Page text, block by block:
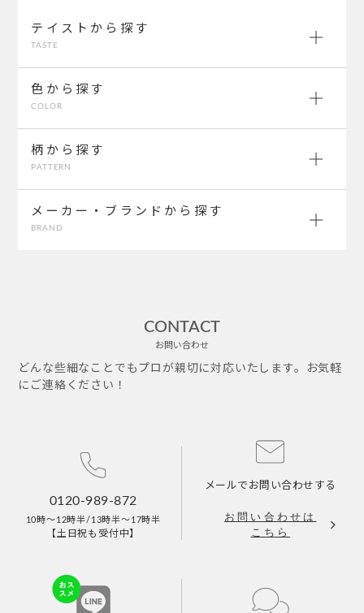
テイストから探す
TASTE
色から探す
COLOR
柄から探す
PATTERN
メーカー・ブランドから探す
BRAND
CONTACT
お問い合わせ
どんな些細なことでもプロが親切に対応いたします。お気軽
にご連絡ください！
0120-989-872
10時～12時半/13時半～17時半
【土日祝も受付中】
メールで お問い合わせする
お問い合わせは
こちら